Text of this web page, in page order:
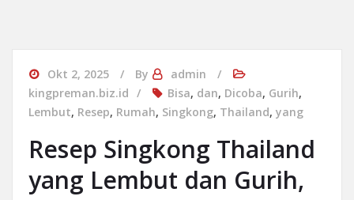
Okt 2, 2025 By
admin
kingpreman.biz.id
Bisa, dan, Dicoba, Gurih,
Lembut, Resep, Rumah, Singkong, Thailand, yang
Resep Singkong Thailand
yang Lembut dan Gurih,